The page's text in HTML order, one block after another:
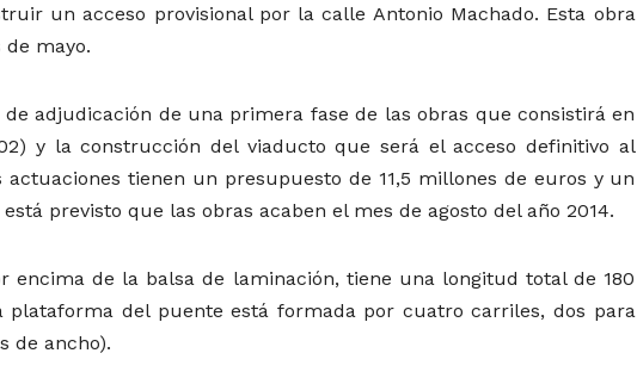
un acceso provisional por la calle Antonio Machado. Esta obra
mayo.
adjudicación de una primera fase de las obras que consistirá en
y la construcción del viaducto que será el acceso definitivo al
tienen un presupuesto de 11,5 millones de euros y un
previsto que las obras acaben el mes de agosto del año 2014.
de la balsa de laminación, tiene una longitud total de 180
plataforma del puente está formada por cuatro carriles, dos para
de ancho).